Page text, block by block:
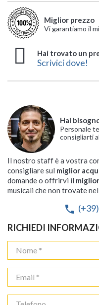
Miglior prezzo
Vi garantiamo il
Hai trovato un
Scrivici dove!
Hai
Personale
consigliarti
Il nostro staff è a vostra
consigliare sul miglior
domande o offrirvi il
musicali che non trovate
phone
RICHIEDI